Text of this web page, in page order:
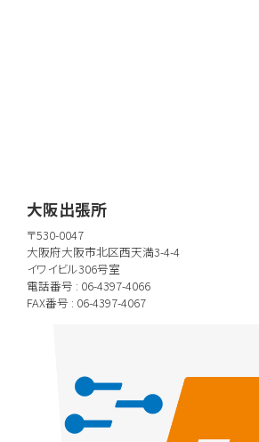
大阪出張所
〒530-0047
大阪府大阪市北区西天満3-4-4
イワイビル306号室
電話番号 : 06-4397-4066
FAX番号 : 06-4397-4067